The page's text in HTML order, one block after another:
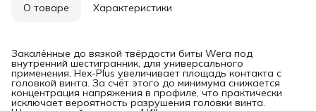
О товаре Характеристики
Закалённые до вязкой твёрдости биты Wera под
внутренний шестигранник, для универсального
применения. Hex-Plus увеличивает площадь контакта с
головкой винта. За счёт этого до минимума снижается
концентрация напряжения в профиле, что практически
исключает вероятность разрушения головки винта.